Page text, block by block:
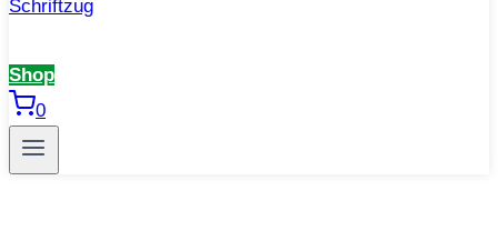
Shop
0